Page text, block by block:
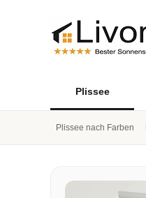
Plissee
Plissee nach Farben